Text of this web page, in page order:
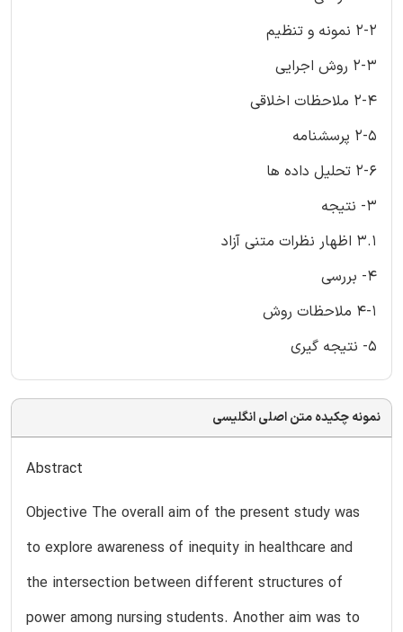
2-2 نمونه و تنظیم
2-3 روش اجرایی
2-4 ملاحظات اخلاقی
2-5 پرسشنامه
2-6 تحلیل داده ها
3- نتیجه
3.1 اظهار نظرات متنی آزاد
4- بررسی
4-1 ملاحظات روش
5- نتیجه گیری
نمونه چکیده متن اصلی انگلیسی
Abstract
Objective The overall aim of the present study was
to explore awareness of inequity in healthcare and
the intersection between different structures of
power among nursing students. Another aim was to